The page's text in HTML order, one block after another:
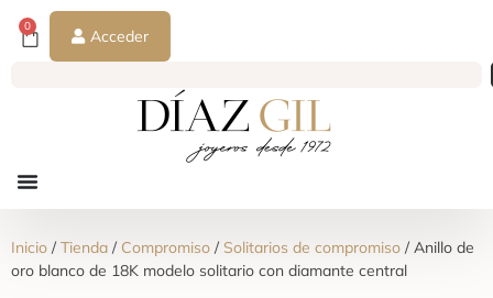
0
Acceder
Inicio /Tienda / Compromiso / Solitarios de compromiso / Anillo de
oro blanco de 18K modelo solitario con diamante central